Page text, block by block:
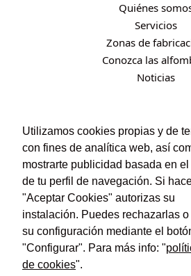
Quiénes
Servicios
Zonas de
Conozca las
Noticias
Contacto
Política de
Política de
Condiciones de uso y
© Irán Alfombras. Todos los
Utilizamos cookies propias y de
con fines de analítica web, así
mostrarte publicidad basada en
de tu perfil de navegación. Si
"Aceptar Cookies" autorizas su
instalación. Puedes rechazarlas
su configuración mediante el
"Configurar". Para más info: "
de cookies".